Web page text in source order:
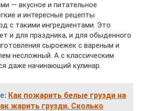
— вкусное и питательное
и интересные рецепты
с такими ингредиентами. Это
и для праздника, и для обыденного
сыроежек с вареным и
несложный. А с классическим
даже начинающий кулинар.
Как пожарить белые грузди на
жарить грузди. Сколько